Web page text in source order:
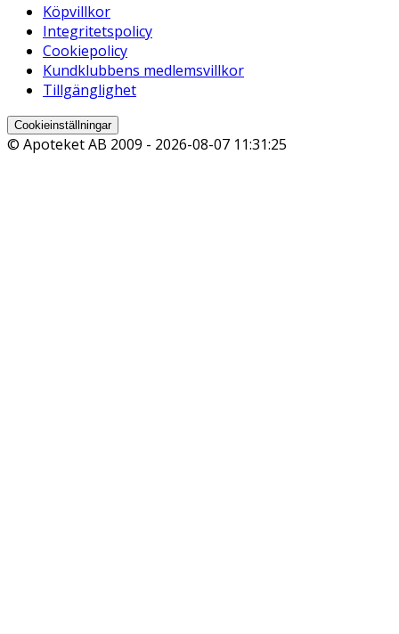
Köpvillkor
Integritetspolicy
Cookiepolicy
Kundklubbens medlemsvillkor
Tillgänglighet
Cookieinställningar
© Apoteket AB 2009 - 2026-08-07 11:31:25